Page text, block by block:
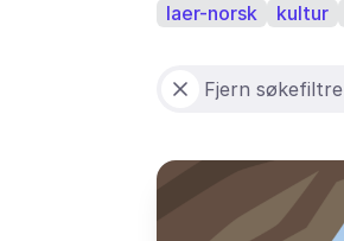
laer-norsk
kultur
Fjern søkefiltre